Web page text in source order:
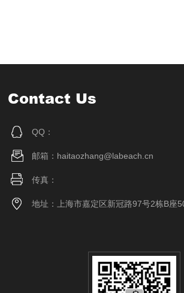
Contact Us
QQ：
邮箱：haitaozhang@labeach.cn
传真：
地址：上海市嘉定区新冠路97号2栋B座